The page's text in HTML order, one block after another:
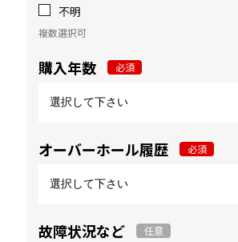
不明
複数選択可
購入年数 必須
オーバーホール履歴 必須
故障状況など 任意